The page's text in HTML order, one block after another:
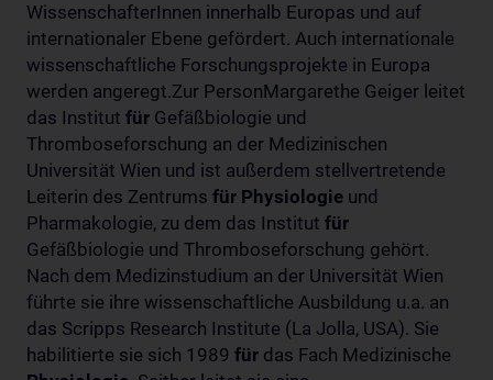
WissenschafterInnen innerhalb Europas und auf
internationaler Ebene gefördert. Auch internationale
wissenschaftliche Forschungsprojekte in Europa
werden angeregt.Zur PersonMargarethe Geiger leitet
das Institut für Gefäßbiologie und
Thromboseforschung an der Medizinischen
Universität Wien und ist außerdem stellvertretende
Leiterin des Zentrums für Physiologie und
Pharmakologie, zu dem das Institut für
Gefäßbiologie und Thromboseforschung gehört.
Nach dem Medizinstudium an der Universität Wien
führte sie ihre wissenschaftliche Ausbildung u.a. an
das Scripps Research Institute (La Jolla, USA). Sie
habilitierte sie sich 1989 für das Fach Medizinische